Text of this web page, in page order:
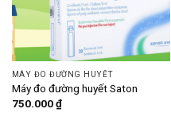
MÁY ĐO ĐƯỜNG HUYẾT
Máy đo đường huyết Saton
750.000₫